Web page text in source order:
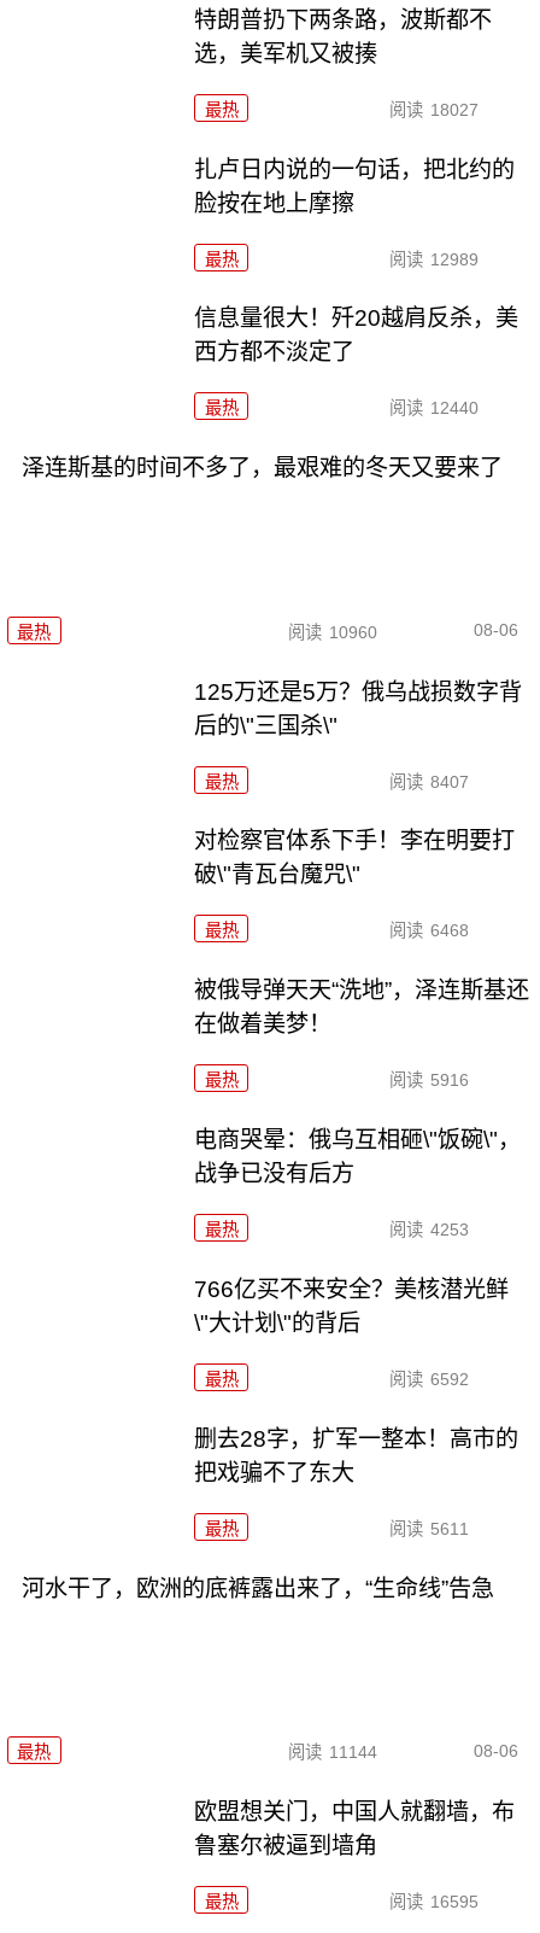
特朗普扔下两条路，波斯都不
选，美军机又被揍
最热 阅读 18027
扎卢日内说的一句话，把北约的
脸按在地上摩擦
最热 阅读 12989
信息量很大！歼20越肩反杀，美
西方都不淡定了
最热 阅读 12440
泽连斯基的时间不多了，最艰难的冬天又要来了
最热 阅读 10960 08-06
125万还是5万？俄乌战损数字背
后的\"三国杀\"
最热 阅读 8407
对检察官体系下手！李在明要打
破\"青瓦台魔咒\"
最热 阅读 6468
被俄导弹天天“洗地”，泽连斯基还
在做着美梦！
最热 阅读 5916
电商哭晕：俄乌互相砸\"饭碗\"，
战争已没有后方
最热 阅读 4253
766亿买不来安全？美核潜光鲜
\"大计划\"的背后
最热 阅读 6592
删去28字，扩军一整本！高市的
把戏骗不了东大
最热 阅读 5611
河水干了，欧洲的底裤露出来了，“生命线”告急
最热 阅读 11144 08-06
欧盟想关门，中国人就翻墙，布
鲁塞尔被逼到墙角
最热 阅读 16595